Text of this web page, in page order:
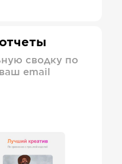
сводку по
email